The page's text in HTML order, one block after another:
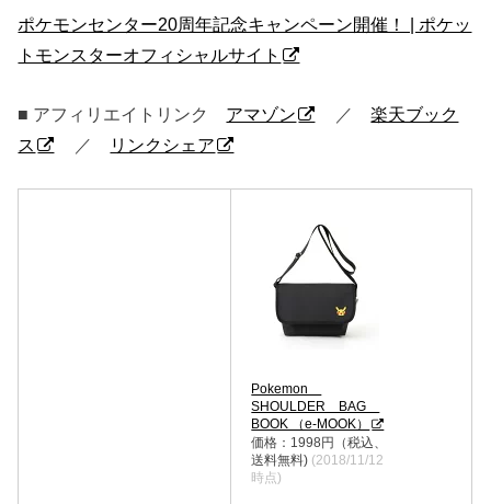
ポケモンセンター20周年記念キャンペーン開催！ | ポケッ
トモンスターオフィシャルサイト
■ アフィリエイトリンク アマゾン ／楽天ブック
ス
／ リンクシェア
Pokemon
SHOULDER BAG
BOOK （e-MOOK）
価格：1998円（税込、
送料無料) (2018/11/12
時点)